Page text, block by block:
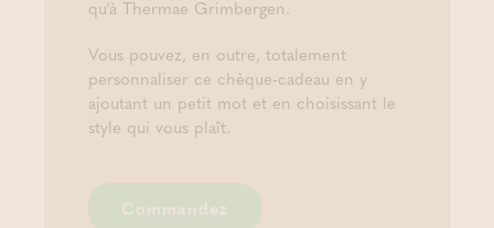
qu'à Thermae Grimbergen.
Vous pouvez, en outre, totalement
personnaliser ce chèque-cadeau en y
ajoutant un petit mot et en choisissant le
style qui vous plaît.
Commandez